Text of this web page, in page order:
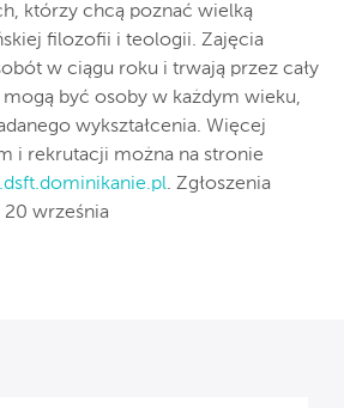
którzy chcą poznać wielką
filozofii i teologii. Zajęcia
w ciągu roku i trwają przez cały
mogą być osoby w każdym wieku,
wykształcenia. Więcej
i rekrutacji można na stronie
. Zgłoszenia
września